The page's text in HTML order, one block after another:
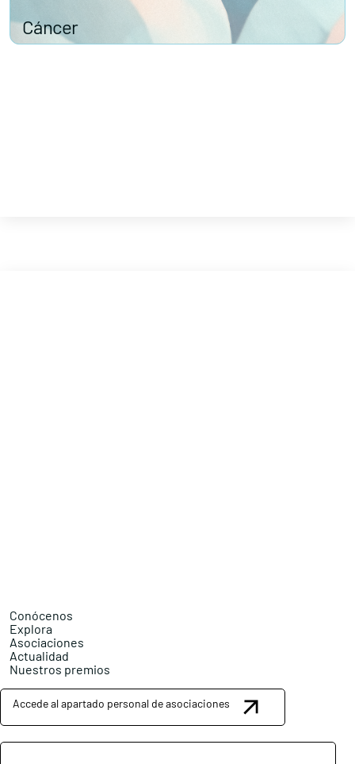
Cáncer
Conócenos
Explora
Asociaciones
Actualidad
Nuestros premios
Accede al apartado personal de asociaciones